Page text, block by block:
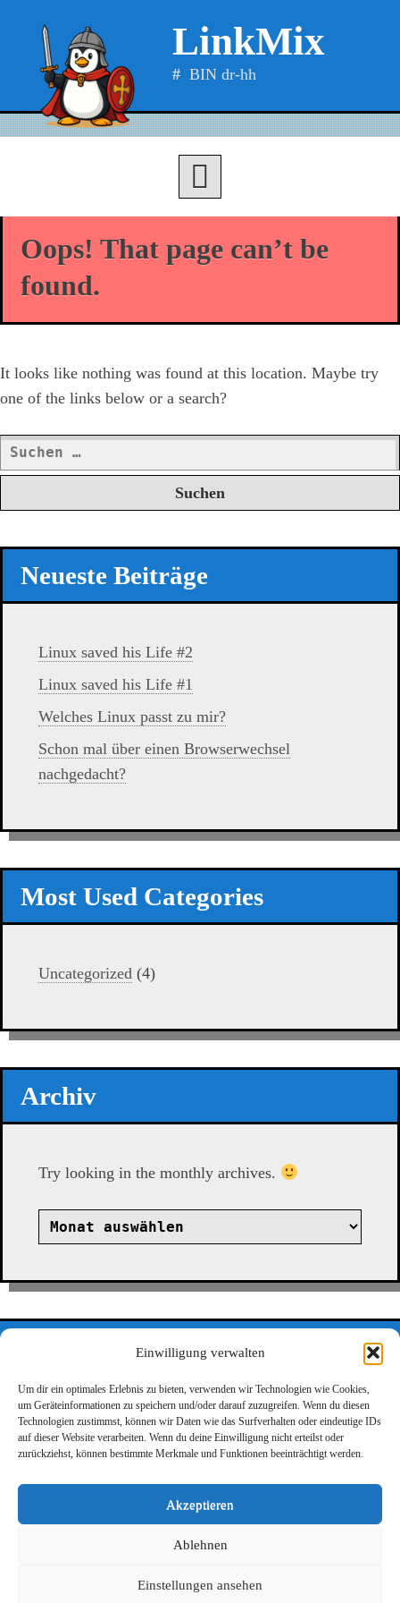
Einwilligung verwalten
Um dir ein optimales Erlebnis zu bieten, verwenden wir Technologien wie Cookies,
um Geräteinformationen zu speichern und/oder darauf zuzugreifen. Wenn du diesen
Technologien zustimmst, können wir Daten wie das Surfverhalten oder eindeutige IDs
auf dieser Website verarbeiten. Wenn du deine Einwilligung nicht erteilst oder
zurückziehst, können bestimmte Merkmale und Funktionen beeinträchtigt werden.
Akzeptieren
Ablehnen
Einstellungen ansehen
content
LinkMix
BIN dr-hh
Oops! That page can’t be
found.
It looks like nothing was found at this location. Maybe try
one of the links below or a search?
Suchen
nach:
Neueste Beiträge
Linux saved his Life #2
Linux saved his Life #1
Welches Linux passt zu mir?
Schon mal über einen Browserwechsel
nachgedacht?
Most Used Categories
Uncategorized (4)
Archiv
Try looking in the monthly archives.
Archiv
©2026 LinkMix
Datenschutz Impressum
LinkMix 1
LinkMix 2
Suchen
Powered byWordPress